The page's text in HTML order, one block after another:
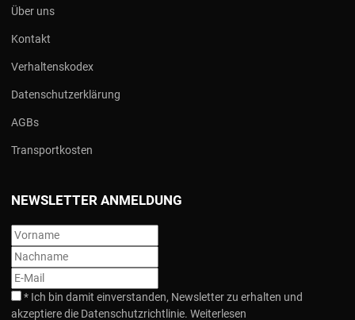
Über uns
Kontakt
Verhaltenskodex
Datenschutzerklärung
AGBs
Transportkosten
NEWSLETTER ANMELDUNG
* Ich bin damit einverstanden, Newsletter zu erhalten und
akzeptiere die Datenschutzrichtlinie. Weiterlesen